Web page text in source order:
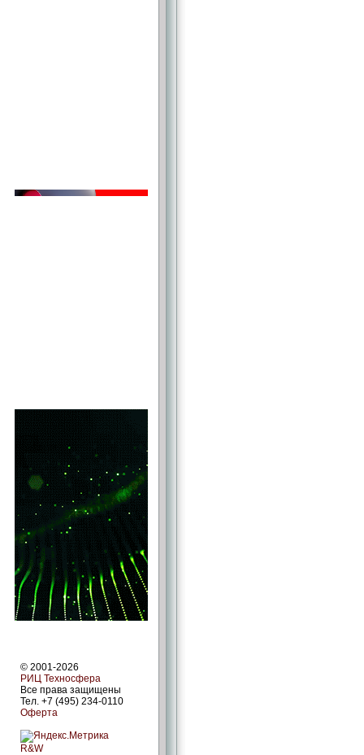
© 2001-2026
РИЦ Техносфера
Все права защищены
Тел. +7 (495) 234-0110
Оферта
R&W